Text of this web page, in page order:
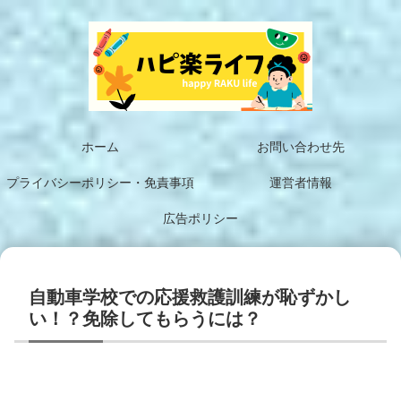
ホーム お問い合わせ先
プライバシーポリシー・免責事項 運営者情報
広告ポリシー
自動車学校での応援救護訓練が恥ずかし
い！？免除してもらうには？